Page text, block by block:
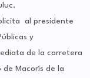
al presidente
y
de la carretera
de Macorís de la